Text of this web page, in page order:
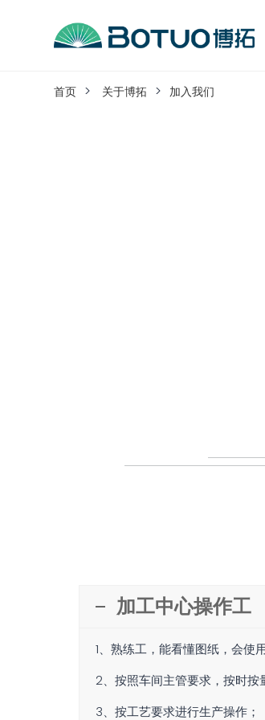
客户服务
如果您遇到任何疑问，可以
首页 关于博拓 加入我们
加工中心操作工
1、熟练工，能看懂图纸，会使
2、按照车间主管要求，按时按
3、按工艺要求进行生产操作；